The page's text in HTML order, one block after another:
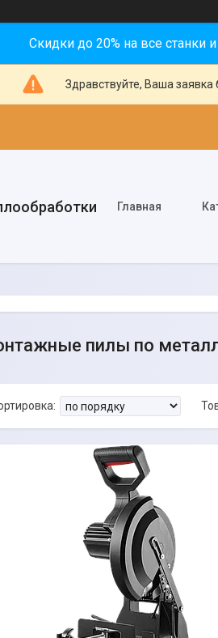
Скидки до 20% на все станки
Здравствуйте, Ваша заявка
Главная
пилы по